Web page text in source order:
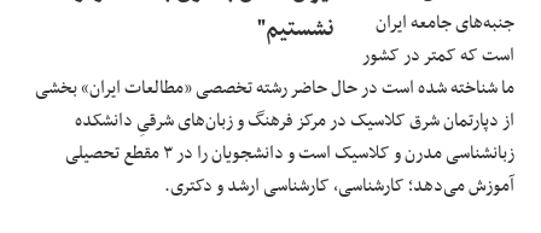
نشستیم"
جنبه‌های جامعه ایران
است که کمتر در کشور
ما شناخته شده است در حال حاضر رشته تخصصی «مطالعات ایران» بخشی
از دپارتمان شرق کلاسیک در مرکز فرهنگ و زبان‌های شرقیِ دانشکده
زبانشناسی مدرن و کلاسیک است و دانشجویان را در ۳ مقطع تحصیلی
آموزش می‌دهد؛ کارشناسی، کارشناسی ارشد و دکتری.